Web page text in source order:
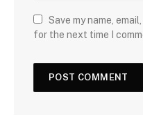
Save my name,
for the next time I